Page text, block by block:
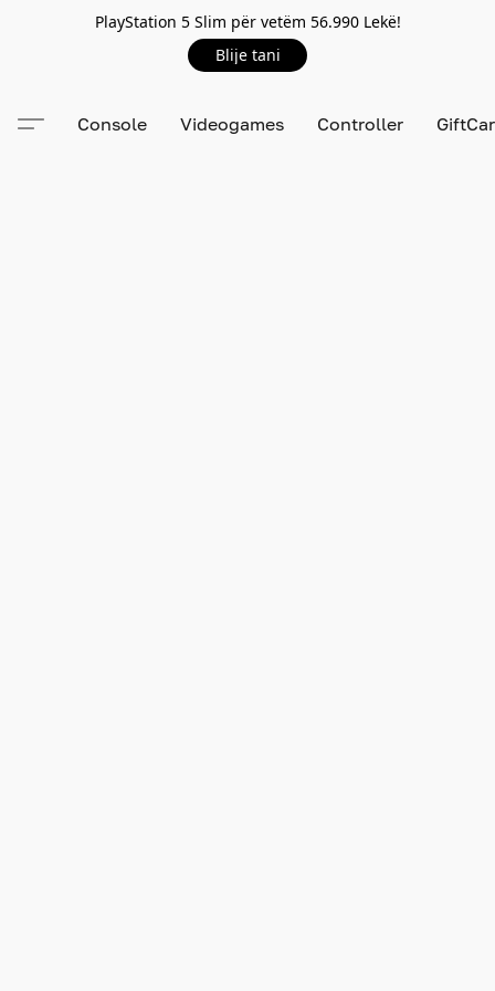
PlayStation 5 Slim për vetëm 56.990 Lekë!
Blije tani
Console Videogames Controller